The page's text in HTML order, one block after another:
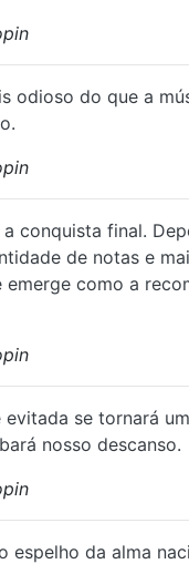
odioso do que a
conquista final.
de notas e
emerge como a
se tornará
nosso descanso.
espelho da alma